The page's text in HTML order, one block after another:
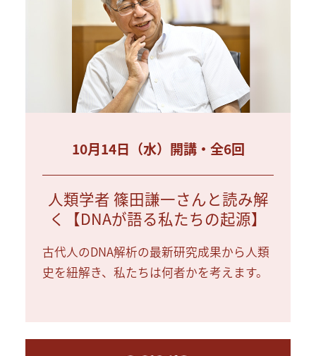
10月14日（水）開講・全6回
人類学者 篠田謙一さんと読み解
く【DNAが語る私たちの起源】
古代人のDNA解析の最新研究成果から人類
史を紐解き、私たちは何者かを考えます。